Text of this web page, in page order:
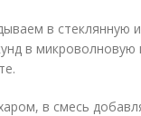
в стеклянную
в
в смесь